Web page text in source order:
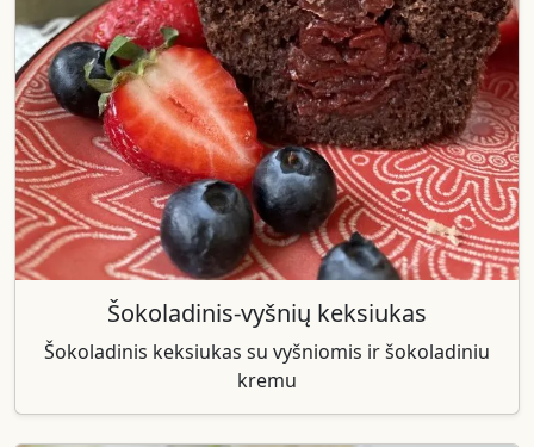
Šokoladinis-vyšnių keksiukas
Šokoladinis keksiukas su vyšniomis ir šokoladiniu
kremu